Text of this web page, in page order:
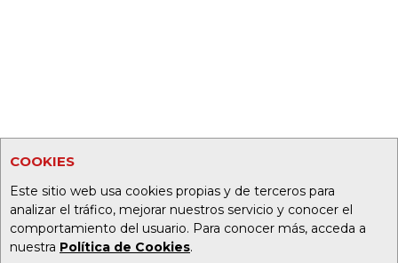
COOKIES
Este sitio web usa cookies propias y de terceros para
analizar el tráfico, mejorar nuestros servicio y conocer el
comportamiento del usuario. Para conocer más, acceda a
nuestra Política de Cookies.